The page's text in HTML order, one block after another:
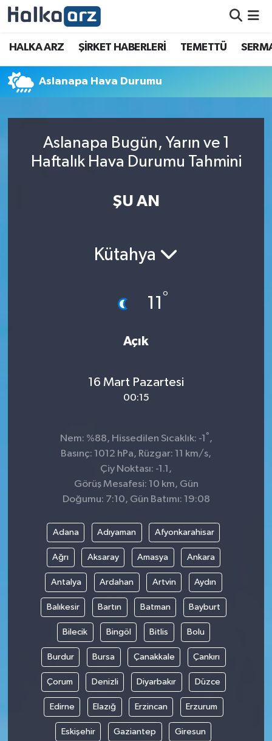
HALKA ARZ ŞİRKET HABERLERİ TEMETTÜ
Aslanapa Hava Durumu
Aslanapa Bugün, Yarın ve 1
Haftalık Hava Durumu Tahmini
ŞU AN
Kütahya
11 °
Açık
16 Mart Pazartesi
00:15
Nem: %88, Hissedilen Sıcaklık: -1 °,
Basınç: 1012 hPa, Rüzgar: 11 km/s,
Çiy Noktası: -1.1,
Görüş Mesafesi: 10 km, Gün
Doğumu: 7:10, Gün Batımı: 19:08
Adana Adıyaman Afyonkarahisar
Ağrı Aksaray Amasya Ankara
Antalya Ardahan Artvin Aydın
Balıkesir Bartın Batman Bayburt
Bilecik Bingöl Bitlis Bolu
Burdur Bursa Çanakkale Çankırı
Çorum Denizli Diyarbakır Düzce
Edirne Elazığ Erzincan Erzurum
Eskişehir Gaziantep Giresun
HALKA ARZ
SERMAYE ARTIRIMI
TEMETTÜ
İletişim